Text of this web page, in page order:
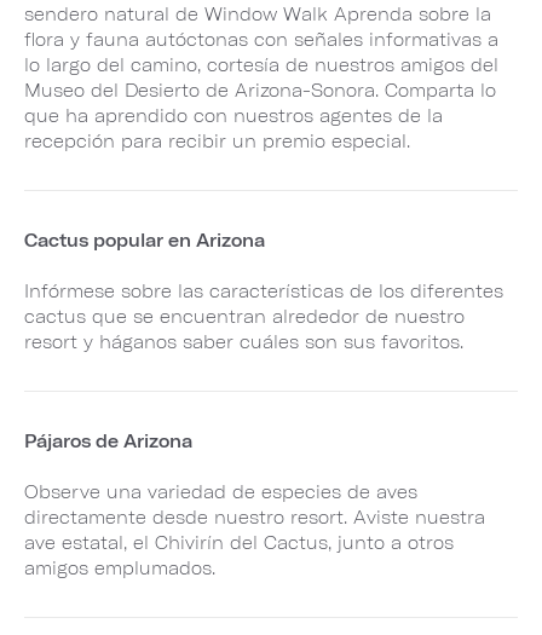
sendero natural de Window Walk Aprenda sobre la
flora y fauna autóctonas con señales informativas a
lo largo del camino, cortesía de nuestros amigos del
Museo del Desierto de Arizona-Sonora. Comparta lo
que ha aprendido con nuestros agentes de la
recepción para recibir un premio especial.
Cactus popular en Arizona
Infórmese sobre las características de los diferentes
cactus que se encuentran alrededor de nuestro
resort y háganos saber cuáles son sus favoritos.
Pájaros de Arizona
Observe una variedad de especies de aves
directamente desde nuestro resort. Aviste nuestra
ave estatal, el Chivirín del Cactus, junto a otros
amigos emplumados.